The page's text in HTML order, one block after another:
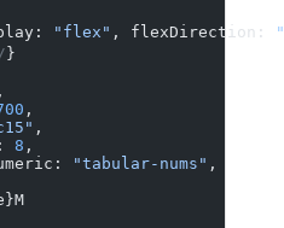
"flex" , flexDirection:
}
,
,
,
8 ,
"tabular-nums" ,